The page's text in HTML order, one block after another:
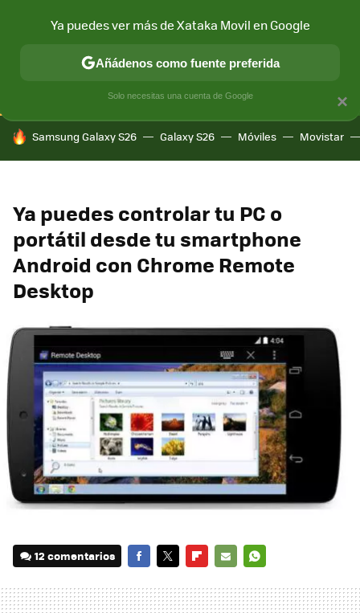
CONECTIVIDAD MÓVIL Y SOCIEDAD APLICACIONES
HOY SE HABLA DE
Samsung Galaxy S26 Galaxy S26 Móviles Movistar
Ya puedes controlar tu PC o
portátil desde tu smartphone
Android con Chrome Remote
Desktop
12 comentarios
MAIL
×
Ya puedes ver más de Xataka Movil en Google
Añádenos como fuente preferida
Solo necesitas una cuenta de Google